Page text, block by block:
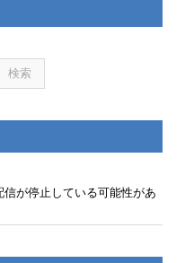
が停止している可能性があ